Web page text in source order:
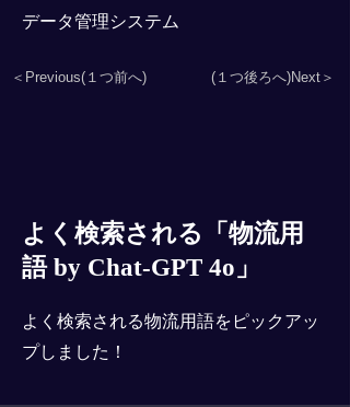
データ管理システム
＜Previous(１つ前へ) (１つ後ろへ)Next＞
よく検索される「物流用
語 by Chat-GPT 4o」
よく検索される物流用語をピックアッ
プしました！